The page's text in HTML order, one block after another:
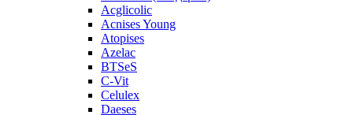
Acglicolic
Acnises Young
Atopises
Azelac
BTSeS
C‑Vit
Celulex
Daeses